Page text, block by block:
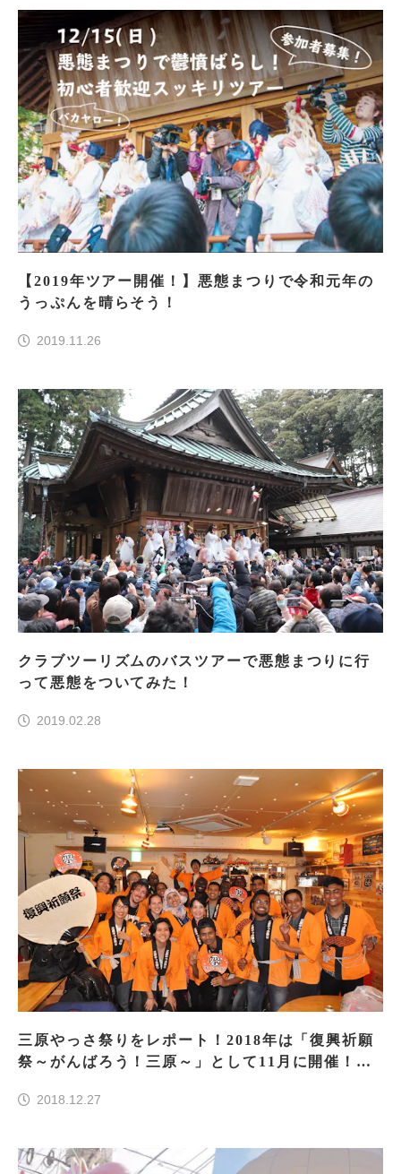
【2019年ツアー開催！】悪態まつりで令和元年の
うっぷんを晴らそう！
2019.11.26
クラブツーリズムのバスツアーで悪態まつりに行
って悪態をついてみた！
2019.02.28
三原やっさ祭りをレポート！2018年は「復興祈願
祭～がんばろう！三原～」として11月に開催！外
2018.12.27